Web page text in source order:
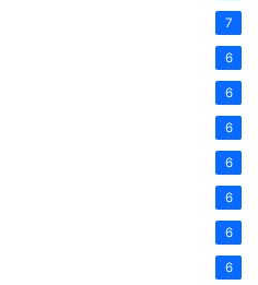
7
6
6
6
6
6
6
6